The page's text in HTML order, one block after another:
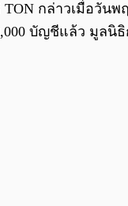
กล่าวเมื่อวัน
บัญชีแล้ว มูลนิธิ